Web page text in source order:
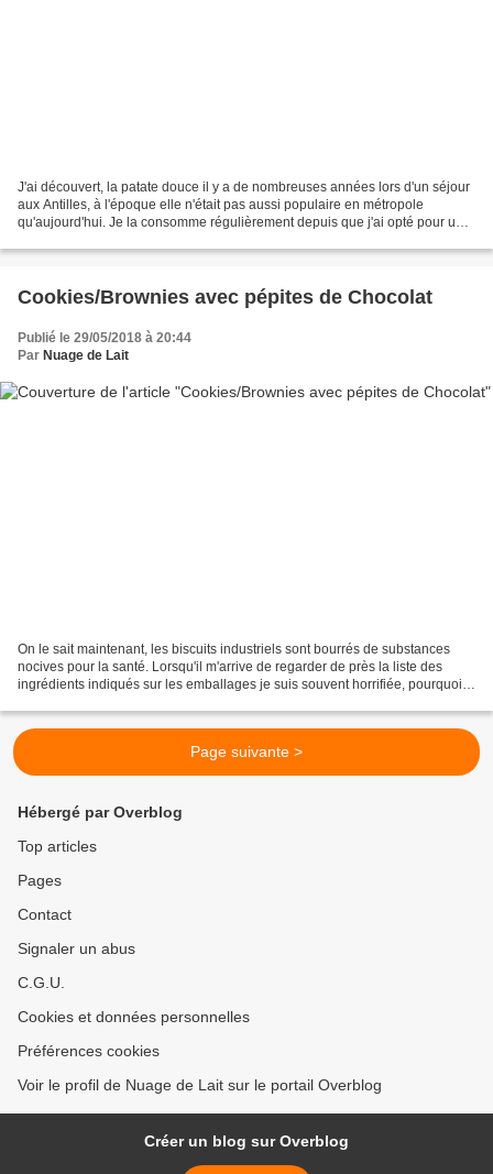
J'ai découvert, la patate douce il y a de nombreuses années lors d'un séjour
aux Antilles, à l'époque elle n'était pas aussi populaire en métropole
qu'aujourd'hui. Je la consomme régulièrement depuis que j'ai opté pour une
Cookies/Brownies avec pépites de Chocolat
Publié le 29/05/2018 à 20:44
Par Nuage de Lait
On le sait maintenant, les biscuits industriels sont bourrés de substances
nocives pour la santé. Lorsqu'il m'arrive de regarder de près la liste des
ingrédients indiqués sur les emballages je suis souvent horrifiée, pourquoi
Page suivante >
Hébergé par Overblog
Top articles
Pages
Contact
Signaler un abus
C.G.U.
Cookies et données personnelles
Préférences cookies
Voir le profil de Nuage de Lait sur le portail Overblog
Créer un blog sur Overblog